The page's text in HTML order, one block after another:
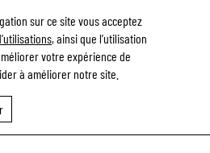
sur ce site vous acceptez
, ainsi que l’utilisation
votre expérience de
à améliorer notre site.
VA RETROUVER SON CHŒUR